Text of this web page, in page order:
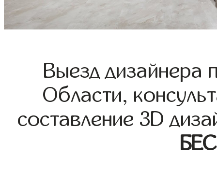
Выезд дизайнера
Области,
составление 3D